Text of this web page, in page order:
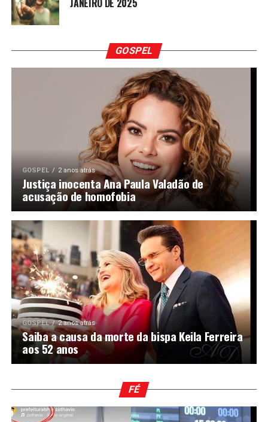
JANEIRO DE 2025
GOSPEL
GOSPEL 2 anos atrás
Justiça inocenta Ana Paula Valadão de
acusação de homofobia
GOSPEL 2 anos atrás
Saiba a causa da morte da bispa Keila Ferreira
aos 52 anos
FÉ